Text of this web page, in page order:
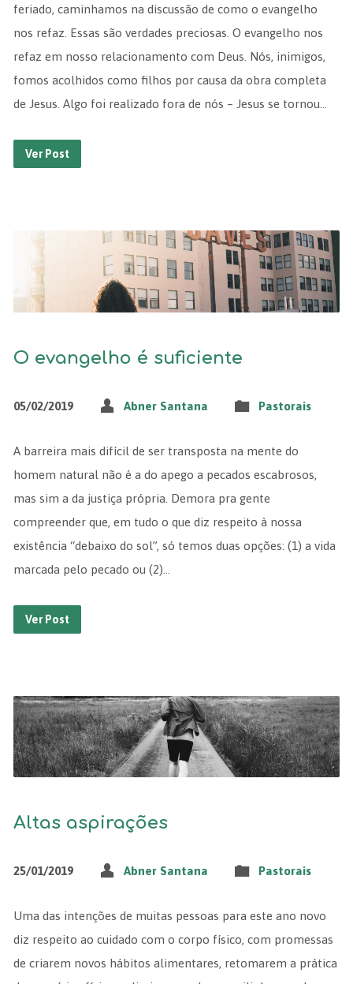
feriado, caminhamos na discussão de como o evangelho
nos refaz. Essas são verdades preciosas. O evangelho nos
refaz em nosso relacionamento com Deus. Nós, inimigos,
fomos acolhidos como filhos por causa da obra completa
de Jesus. Algo foi realizado fora de nós – Jesus se tornou…
Ver Post
O evangelho é suficiente
05/02/2019 Abner Santana Pastorais
A barreira mais difícil de ser transposta na mente do
homem natural não é a do apego a pecados escabrosos,
mas sim a da justiça própria. Demora pra gente
compreender que, em tudo o que diz respeito à nossa
existência “debaixo do sol”, só temos duas opções: (1) a vida
marcada pelo pecado ou (2)…
Ver Post
Altas aspirações
25/01/2019 Abner Santana Pastorais
Uma das intenções de muitas pessoas para este ano novo
diz respeito ao cuidado com o corpo físico, com promessas
de criarem novos hábitos alimentares, retomarem a prática